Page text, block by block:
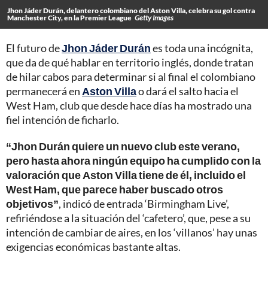
Jhon Jáder Durán, delantero colombiano del Aston Villa, celebra su gol contra
Manchester City, en la Premier League Getty Images
El futuro deJhon Jáder Duránes toda una incógnita,
que da de qué hablar en territorio inglés, donde tratan
de hilar cabos para determinar si al final el colombiano
permanecerá en Aston Villao dará el salto hacia el
West Ham, club que desde hace días ha mostrado una
fiel intención de ficharlo.
“Jhon Durán quiere un nuevo club este verano,
pero hasta ahora ningún equipo ha cumplido con la
valoración que Aston Villa tiene de él, incluido el
West Ham, que parece haber buscado otros
objetivos”, indicó de entrada ‘Birmingham Live’,
refiriéndose a la situación del ‘cafetero’, que, pese a su
intención de cambiar de aires, en los ‘villanos’ hay unas
exigencias económicas bastante altas.